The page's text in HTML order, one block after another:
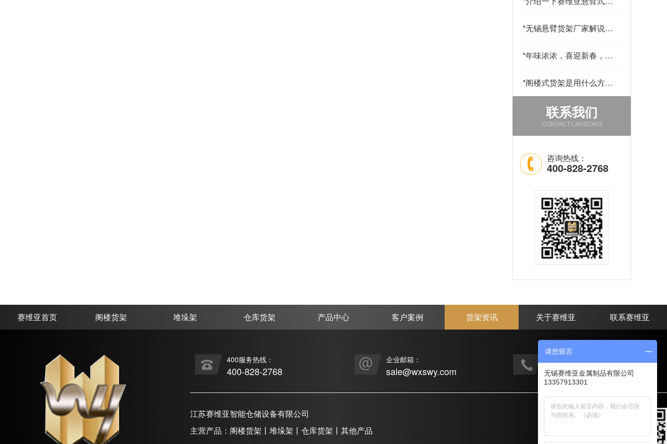
*无锡悬臂货架厂家解说悬
*年味浓浓，喜迎新春，公
*阁楼式货架是用什么方法
改善仓库中的环境的
联系我们
CONTACT LINGTONG
咨询热线：
400-828-2768
赛维亚首页 阁楼货架 堆垛架 仓库货架 产品中心 客户案例 货架资讯 关于赛维亚 联系赛维亚
400服务热线：
400-828-2768
企业邮箱：
sale@wxswy.com 133-5791-3301
江苏赛维亚智能仓储设备有限公司
主营产品：阁楼货架丨堆垛架丨仓库货架丨其他产品
请您留言
无锡赛维亚金属制品有限公司
13357913301